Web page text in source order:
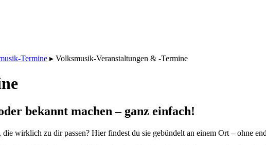
Termine ▸ Volksmusik-Veranstaltungen & -Termine
bekannt machen – ganz einfach!
wirklich zu dir passen? Hier findest du sie gebündelt an einem Ort – ohne